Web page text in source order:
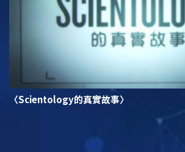
〈Scientology的真實故事〉